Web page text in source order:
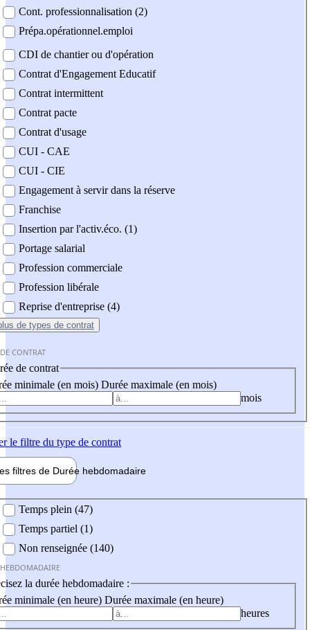
Cont. professionnalisation (2)
Prépa.opérationnel.emploi
CDI de chantier ou d'opération
Contrat d'Engagement Educatif
Contrat intermittent
Contrat pacte
Contrat d'usage
CUI - CAE
CUI - CIE
Engagement à servir dans la réserve
Franchise
Insertion par l'activ.éco. (1)
Portage salarial
Profession commerciale
Profession libérale
Reprise d'entreprise (4)
de types de contrat
CONTRAT
de contrat
minimale (en mois) Durée maximale (en mois)
mois
le filtre du type de contrat
filtres de Durée hebdomadaire
Temps plein (47)
Temps partiel (1)
Non renseignée (140)
la durée hebdomadaire :
minimale (en heure) Durée maximale (en heure)
heures